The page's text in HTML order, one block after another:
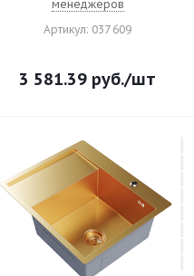
менеджеров
Артикул: 037 609
3 581.39 руб./шт